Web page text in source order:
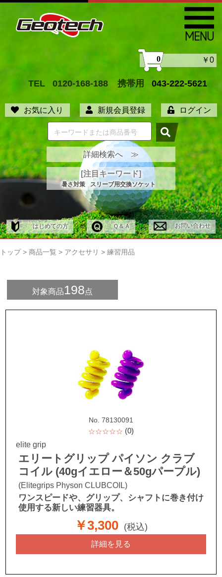
TEL 0120-168-188 携帯用 043-222-5621
お気に入り 新規会員登録 ログイン
0 ￥0
詳細検索へ ≫
[注目キーワード]
暑さ対策 スリーブ用交換ソケット
はじめての方 Ｑ＆Ａ お問い合わせ
トップ > 商品一覧 > アクセサリ > 練習用品
対象商品198点
No. 78130091
☆☆☆☆☆ (0)
elite grip
エリートグリップ パイソン クラブ
コイル (40gイエロー＆50gパープル)
(Elitegrips Physon CLUBCOIL)
ワンスピードや、グリップ、シャフトに巻き付け
使用する新しい練習器具。
￥3,300 (税込)
詳細を見る